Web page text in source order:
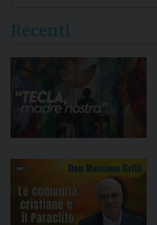
Recenti